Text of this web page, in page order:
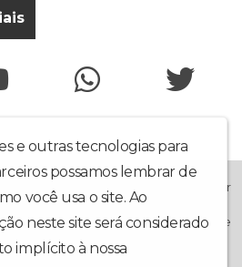
e outras tecnologias para
possamos lembrar de
você usa o site. Ao
neste site será considerado
implícito à nossa
Católico Com a Finalidade Evangelizar
Áudio e Vídeo On Line, Que Visa
A Grandeza Da Misericórdia De
o Mundo Inteiro!